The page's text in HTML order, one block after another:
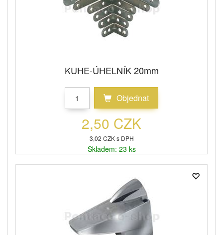
KUHE-ÚHELNÍK 20mm
Objednat
2,50 CZK
3,02 CZK s DPH
Skladem: 23 ks